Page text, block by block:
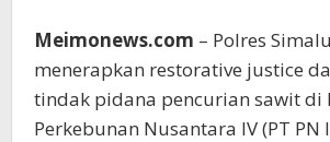
Meimonews.com – Polres
menerapkan restorative justice
tindak pidana pencurian sawit di
Perkebunan Nusantara IV (PT PN